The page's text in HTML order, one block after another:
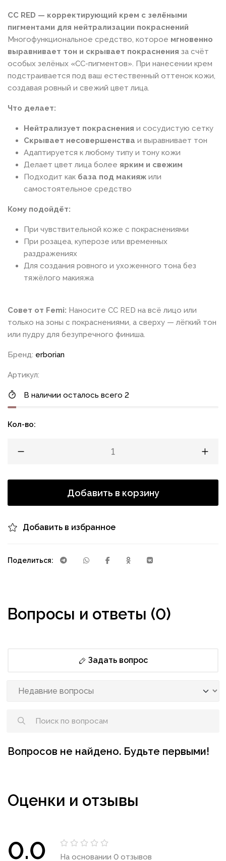
CC RED — корректирующий крем с зелёными
пигментами для нейтрализации покраснений
Многофункциональное средство, которое мгновенно
выравнивает тон и скрывает покраснения за счёт
особых зелёных «СС-пигментов». При нанесении крем
подстраивается под ваш естественный оттенок кожи,
создавая ровный и свежий цвет лица.
Что делает:
Нейтрализует покраснения и сосудистую сетку
Скрывает несовершенства и выравнивает тон
Адаптируется к любому типу и тону кожи
Делает цвет лица более ярким и свежим
Подходит как база под макияж или
самостоятельное средство
Кому подойдёт:
При чувствительной коже с покраснениями
При розацеа, куперозе или временных
раздражениях
Для создания ровного и ухоженного тона без
тяжёлого макияжа
Совет от Femi: Наносите CC RED на всё лицо или
только на зоны с покраснениями, а сверху — лёгкий тон
или пудру для безупречного финиша.
Бренд: erborian
Артикул:
В наличии осталось всего 2
Кол-во:
Добавить в корзину
Добавить в избранное
Поделиться:
Вопросы и ответы (0)
Задать вопрос
Вопросов не найдено. Будьте первыми!
Оценки и отзывы
0.0 На основании 0 отзывов